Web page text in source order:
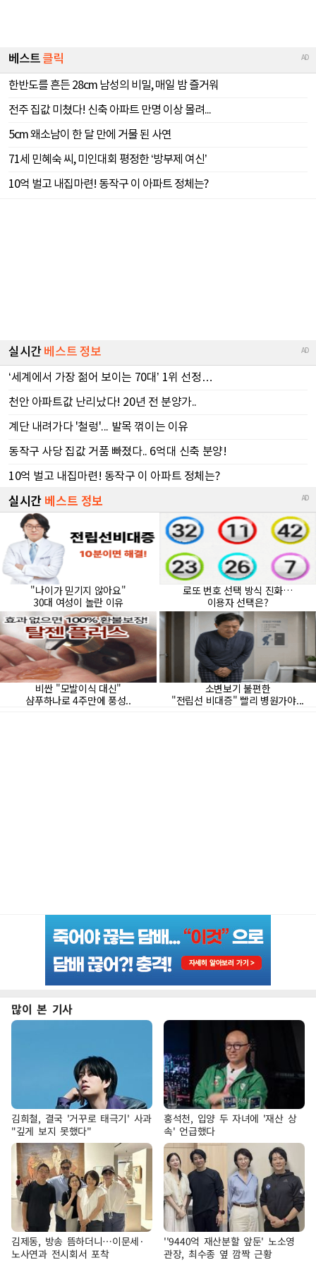
많이 본 기사
김희철, 결국 '거꾸로 태극기' 사과
"깊게 보지 못했다"
홍석천, 입양 두 자녀에 '재산 상
속' 언급했다
김제동, 방송 뜸하더니…이문세·
노사연과 전시회서 포착
''9440억 재산분할 앞둔' 노소영
관장, 최수종 옆 깜짝 근황